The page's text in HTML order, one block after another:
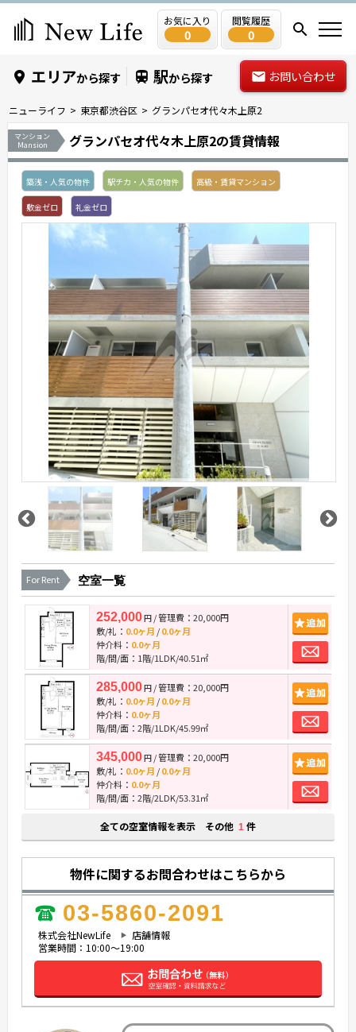
お気に入り
0
閲覧履歴
0
エリアから探す 駅から探す お問い合わせ
ニューライフ 東京都渋谷区 グランパセオ代々木上原2
マンション
Mansion
グランパセオ代々木上原2の賃貸情報
築浅・人気の物件 駅チカ・人気の物件 高級・賃貸マンション
敷金ゼロ 礼金ゼロ
For Rent 空室一覧
252,000円/ 管理費：20,000円
敷/礼： 0.0ヶ月 /0.0ヶ月
仲介料： 0.0ヶ月
階/間/面：1階/1LDK/40.51㎡
追
お
285,000円/ 管理費：20,000円
敷/礼： 0.0ヶ月 /0.0ヶ月
仲介料： 0.0ヶ月
階/間/面：2階/1LDK/45.99㎡
追
お
345,000円/ 管理費：20,000円
敷/礼： 0.0ヶ月 /0.0ヶ月
仲介料： 0.0ヶ月
階/間/面：2階/2LDK/53.31㎡
追
お
全ての空室情報を表示 その他 1 件
物件に関するお問合わせはこちらから
03-5860-2091
株式会社NewLife
店舗情報
営業時間：10:00～19:00